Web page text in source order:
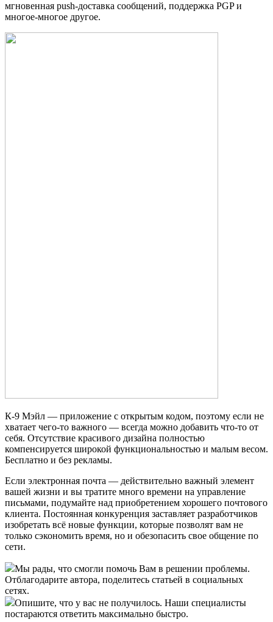
мгновенная push-доставка сообщений, поддержка PGP и
многое-многое другое.
К-9 Мэйл — приложение с открытым кодом, поэтому если не
хватает чего-то важного — всегда можно добавить что-то от
себя. Отсутствие красивого дизайна полностью
компенсируется широкой функциональностью и малым весом.
Бесплатно и без рекламы.
Если электронная почта — действительно важный элемент
вашей жизни и вы тратите много времени на управление
письмами, подумайте над приобретением хорошего почтового
клиента. Постоянная конкуренция заставляет разработчиков
изобретать всё новые функции, которые позволят вам не
только сэкономить время, но и обезопасить свое общение по
сети.
Мы рады, что смогли помочь Вам в решении проблемы.
Отблагодарите автора, поделитесь статьей в социальных
сетях.
Опишите, что у вас не получилось. Наши специалисты
постараются ответить максимально быстро.